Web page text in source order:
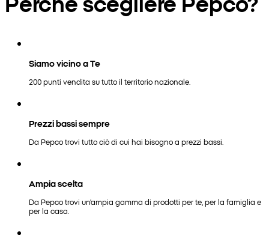
Siamo vicino a Te
200 punti vendita su tutto il territorio nazionale.
Prezzi bassi sempre
Da Pepco trovi tutto ciò di cui hai bisogno a prezzi bassi.
Ampia scelta
Da Pepco trovi un'ampia gamma di prodotti per te, per la famiglia e
per la casa.